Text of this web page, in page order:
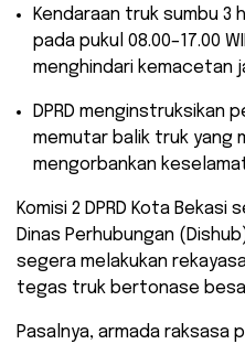
​Kendaraan truk sumbu 3
pada pukul 08.00–17.00
menghindari kemacetan
​DPRD menginstruksikan
memutar balik truk yang
mengorbankan
Komisi 2 DPRD Kota
Dinas Perhubungan
segera melakukan
tegas truk bertonase
Pasalnya, armada raksasa